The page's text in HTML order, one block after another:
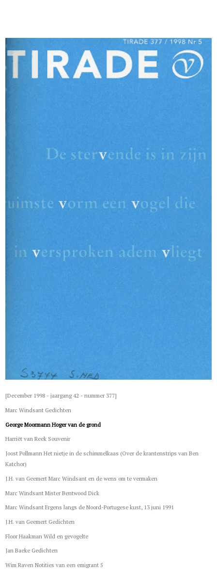
[December 1998 - jaargang 42 - nummer 377]
Marc Windsant Gedichten
George Moormann Hoger van de grond
Harriët van Reek Souvenir
Joost Pollmann Het nietje in de schimmelkaas (Over de krantenstrips van Ben
Katchor)
J.H. van Geemert Marc Windsant en de wens om te vermaken
Marc Windsant Mister Bentwood Dick
Marc Windsant Ergens langs de Noord-Portugese kust, 13 juni 1991
J.H. van Geemert Gedichten
Floor Haakman Wild en gevogelte
Jan Baeke Gedichten
Wim Raven Notities van een emigrant 5